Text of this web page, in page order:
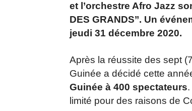
et l’orchestre Afro Jazz
DES GRANDS’’. Un
jeudi 31 décembre 2020.
Après la réussite des sept
Guinée a décidé cette
Guinée à 400 spectateurs
limité pour des raisons de